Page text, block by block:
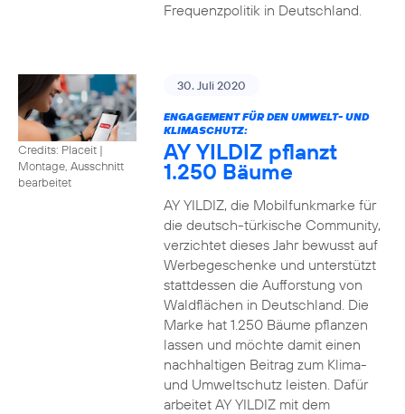
Frequenzpolitik in Deutschland.
Credits: Placeit |
Montage, Ausschnitt
bearbeitet
30. Juli 2020
ENGAGEMENT FÜR DEN UMWELT- UND
KLIMASCHUTZ:
AY YILDIZ pflanzt
1.250 Bäume
AY YILDIZ, die Mobilfunkmarke für
die deutsch-türkische Community,
verzichtet dieses Jahr bewusst auf
Werbegeschenke und unterstützt
stattdessen die Aufforstung von
Waldflächen in Deutschland. Die
Marke hat 1.250 Bäume pflanzen
lassen und möchte damit einen
nachhaltigen Beitrag zum Klima-
und Umweltschutz leisten. Dafür
arbeitet AY YILDIZ mit dem